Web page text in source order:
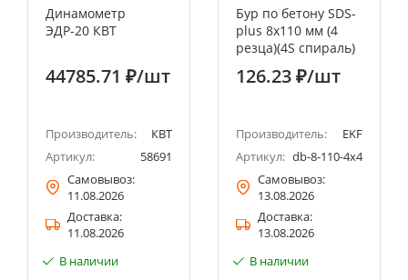
Динамометр
ЭДР-20 КВТ
44785.71 ₽/шт
Производитель:
КВТ
Артикул:
58691
Самовывоз:
11.08.2026
Доставка:
11.08.2026
В наличии
Бур по бетону SDS-
plus 8х110 мм (4
резца)(4S спираль)
EKF Expert
126.23 ₽/шт
Производитель:
EKF
Артикул: db-8-110-4x4
Самовывоз:
13.08.2026
Доставка:
13.08.2026
В наличии